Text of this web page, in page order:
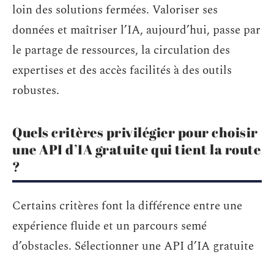
loin des solutions fermées. Valoriser ses
données et maîtriser l’IA, aujourd’hui, passe par
le partage de ressources, la circulation des
expertises et des accès facilités à des outils
robustes.
Quels critères privilégier pour choisir
une API d’IA gratuite qui tient la route
?
Certains critères font la différence entre une
expérience fluide et un parcours semé
d’obstacles. Sélectionner une API d’IA gratuite